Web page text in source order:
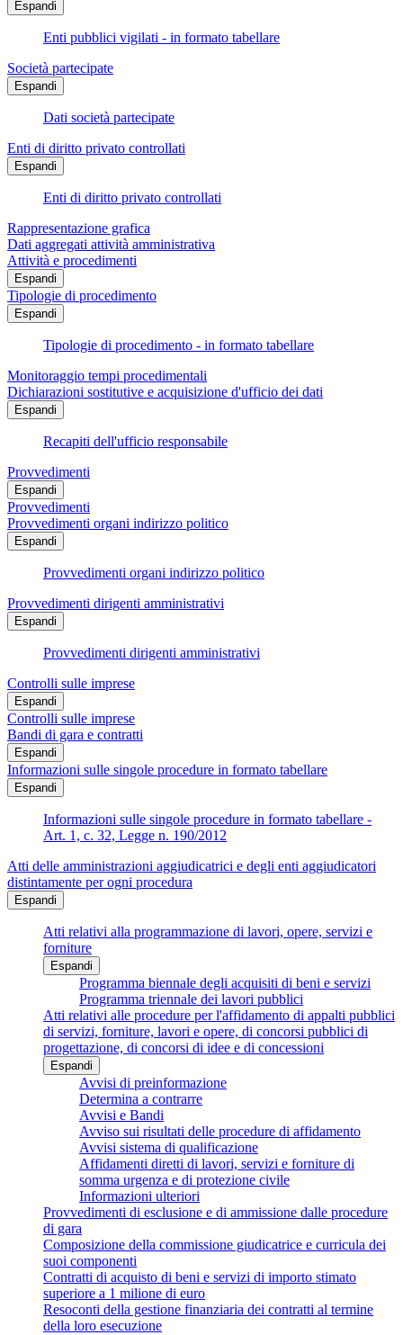
Espandi
Enti pubblici vigilati - in formato tabellare
Società partecipate
Espandi
Dati società partecipate
Enti di diritto privato controllati
Espandi
Enti di diritto privato controllati
Rappresentazione grafica
Dati aggregati attività amministrativa
Attività e procedimenti
Espandi
Tipologie di procedimento
Espandi
Tipologie di procedimento - in formato tabellare
Monitoraggio tempi procedimentali
Dichiarazioni sostitutive e acquisizione d'ufficio dei dati
Espandi
Recapiti dell'ufficio responsabile
Provvedimenti
Espandi
Provvedimenti
Provvedimenti organi indirizzo politico
Espandi
Provvedimenti organi indirizzo politico
Provvedimenti dirigenti amministrativi
Espandi
Provvedimenti dirigenti amministrativi
Controlli sulle imprese
Espandi
Controlli sulle imprese
Bandi di gara e contratti
Espandi
Informazioni sulle singole procedure in formato tabellare
Espandi
Informazioni sulle singole procedure in formato tabellare -
Art. 1, c. 32, Legge n. 190/2012
Atti delle amministrazioni aggiudicatrici e degli enti aggiudicatori
distintamente per ogni procedura
Espandi
Atti relativi alla programmazione di lavori, opere, servizi e
forniture
Espandi
Programma biennale degli acquisiti di beni e servizi
Programma triennale dei lavori pubblici
Atti relativi alle procedure per l'affidamento di appalti pubblici
di servizi, forniture, lavori e opere, di concorsi pubblici di
progettazione, di concorsi di idee e di concessioni
Espandi
Avvisi di preinformazione
Determina a contrarre
Avvisi e Bandi
Avviso sui risultati delle procedure di affidamento
Avvisi sistema di qualificazione
Affidamenti diretti di lavori, servizi e forniture di
somma urgenza e di protezione civile
Informazioni ulteriori
Provvedimenti di esclusione e di ammissione dalle procedure
di gara
Composizione della commissione giudicatrice e curricula dei
suoi componenti
Contratti di acquisto di beni e servizi di importo stimato
superiore a 1 milione di euro
Resoconti della gestione finanziaria dei contratti al termine
della loro esecuzione